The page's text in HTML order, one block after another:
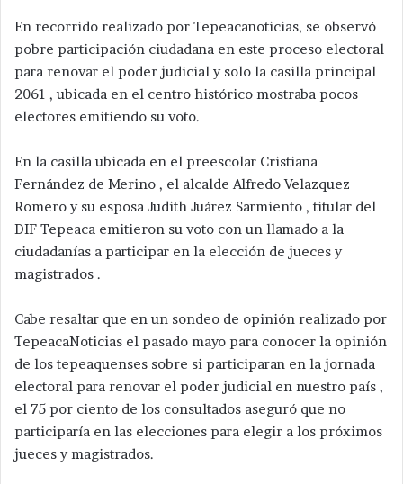
En recorrido realizado por Tepeacanoticias, se observó
pobre participación ciudadana en este proceso electoral
para renovar el poder judicial y solo la casilla principal
2061 , ubicada en el centro histórico mostraba pocos
electores emitiendo su voto.
En la casilla ubicada en el preescolar Cristiana
Fernández de Merino , el alcalde Alfredo Velazquez
Romero y su esposa Judith Juárez Sarmiento , titular del
DIF Tepeaca emitieron su voto con un llamado a la
ciudadanías a participar en la elección de jueces y
magistrados .
Cabe resaltar que en un sondeo de opinión realizado por
TepeacaNoticias el pasado mayo para conocer la opinión
de los tepeaquenses sobre si participaran en la jornada
electoral para renovar el poder judicial en nuestro país ,
el 75 por ciento de los consultados aseguró que no
participaría en las elecciones para elegir a los próximos
jueces y magistrados.